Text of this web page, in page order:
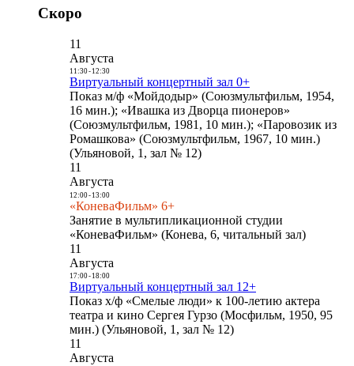
Скоро
11
Августа
11:30- 12:30
Виртуальный концертный зал 0+
Показ м/ф «Мойдодыр» (Союзмультфильм, 1954,
16 мин.); «Ивашка из Дворца пионеров»
(Союзмультфильм, 1981, 10 мин.); «Паровозик из
Ромашкова» (Союзмультфильм, 1967, 10 мин.)
(Ульяновой, 1, зал № 12)
11
Августа
12:00- 13:00
«КоневаФильм» 6+
Занятие в мультипликационной студии
«КоневаФильм» (Конева, 6, читальный зал)
11
Августа
17:00- 18:00
Виртуальный концертный зал 12+
Показ х/ф «Смелые люди» к 100-летию актера
театра и кино Сергея Гурзо (Мосфильм, 1950, 95
мин.) (Ульяновой, 1, зал № 12)
11
Августа